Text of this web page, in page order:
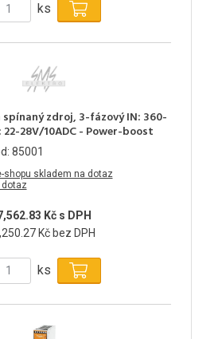
ks
spínaný zdroj, 3-fázový IN: 360-
22-28V/10ADC - Power-boost
85001
shopu skladem na dotaz
dotaz
Kč s DPH
Kč bez DPH
ks